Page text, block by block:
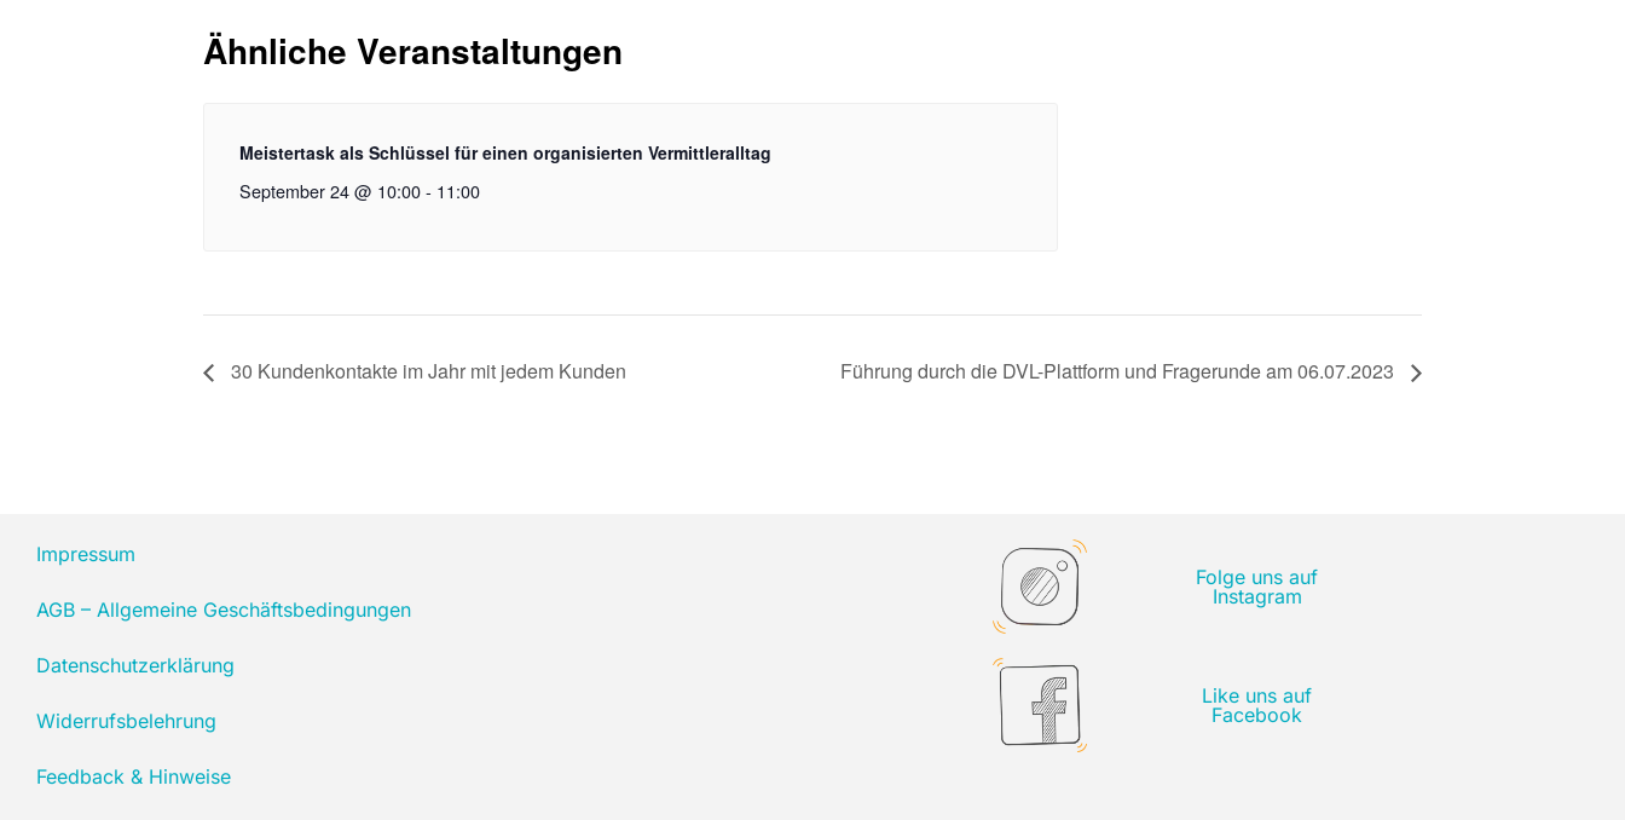
Ähnliche Veranstaltungen
Meistertask als Schlüssel für einen organisierten Vermittleralltag
September 24 @ 10:00 - 11:00
30 Kundenkontakte im Jahr mit jedem Kunden Führung durch die DVL-Plattform und Fragerunde am 06.07.2023
Impressum
AGB – Allgemeine Geschäftsbedingungen
Datenschutzerklärung
Widerrufsbelehrung
Feedback & Hinweise
Folge uns auf
Instagram
Like uns auf
Facebook